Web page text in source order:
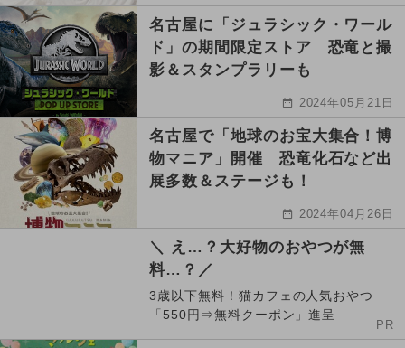
名古屋に「ジュラシック・ワール
ド」の期間限定ストア 恐竜と撮
影＆スタンプラリーも
2024年05月21日
名古屋で「地球のお宝大集合！博
物マニア」開催 恐竜化石など出
展多数＆ステージも！
2024年04月26日
＼ え…？大好物のおやつが無
料…？／
3歳以下無料！猫カフェの人気おやつ
「550円⇒無料クーポン」進呈
PR